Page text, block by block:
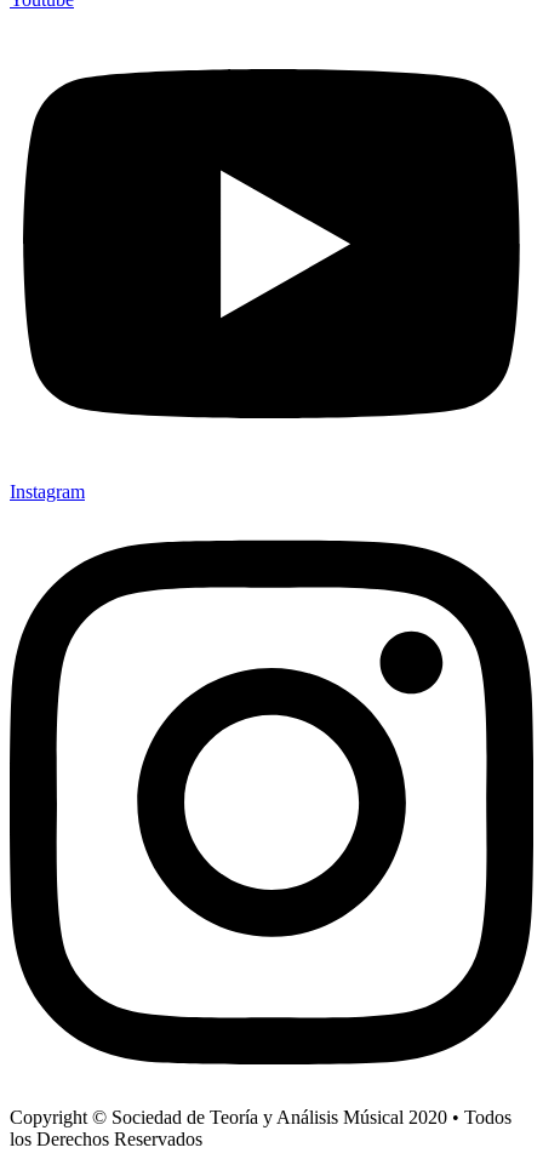
Instagram
Copyright © Sociedad de Teoría y Análisis Músical 2020 • Todos
los Derechos Reservados